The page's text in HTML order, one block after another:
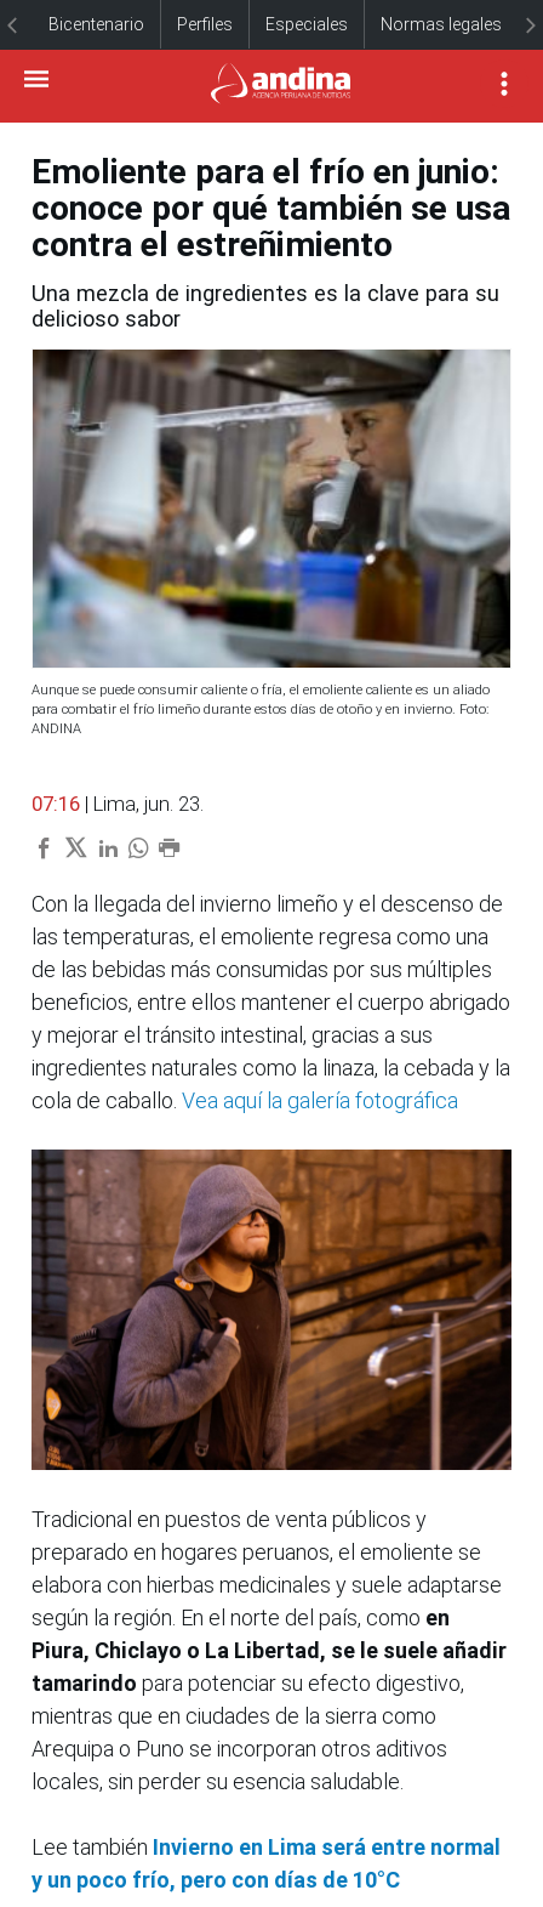
Bicentenario Perfiles Especiales Normas legales
Emoliente para el frío en junio:
conoce por qué también se usa
contra el estreñimiento
Una mezcla de ingredientes es la clave para su
delicioso sabor
Aunque se puede consumir caliente o fría, el emoliente caliente es un aliado
para combatir el frío limeño durante estos días de otoño y en invierno. Foto:
ANDINA
07:16 | Lima, jun. 23.
Con la llegada del invierno limeño y el descenso de
las temperaturas, el emoliente regresa como una
de las bebidas más consumidas por sus múltiples
beneficios, entre ellos mantener el cuerpo abrigado
y mejorar el tránsito intestinal, gracias a sus
ingredientes naturales como la linaza, la cebada y la
cola de caballo. Vea aquí la galería fotográfica
Tradicional en puestos de venta públicos y
preparado en hogares peruanos, el emoliente se
elabora con hierbas medicinales y suele adaptarse
según la región. En el norte del país, como en
Piura, Chiclayo o La Libertad, se le suele añadir
tamarindo para potenciar su efecto digestivo,
mientras que en ciudades de la sierra como
Arequipa o Puno se incorporan otros aditivos
locales, sin perder su esencia saludable.
Lee también Invierno en Lima será entre normal
y un poco frío, pero con días de 10°C